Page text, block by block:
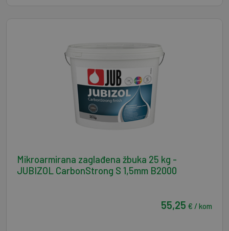
Mikroarmirana zaglađena žbuka 25 kg -
JUBIZOL CarbonStrong S 1,5mm B2000
55,25 € / kom